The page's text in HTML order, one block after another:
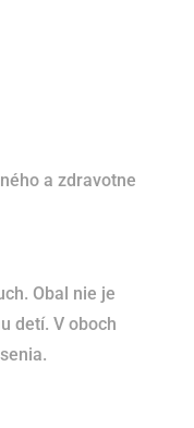
a zdravotne
Obal nie je
detí. V oboch